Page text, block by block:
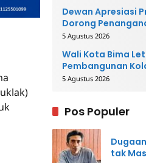
Dewan Apresiasi
Dorong
5 Agustus 2026
Wali Kota Bima
Pembangunan
5 Agustus 2026
Pos Populer
tak